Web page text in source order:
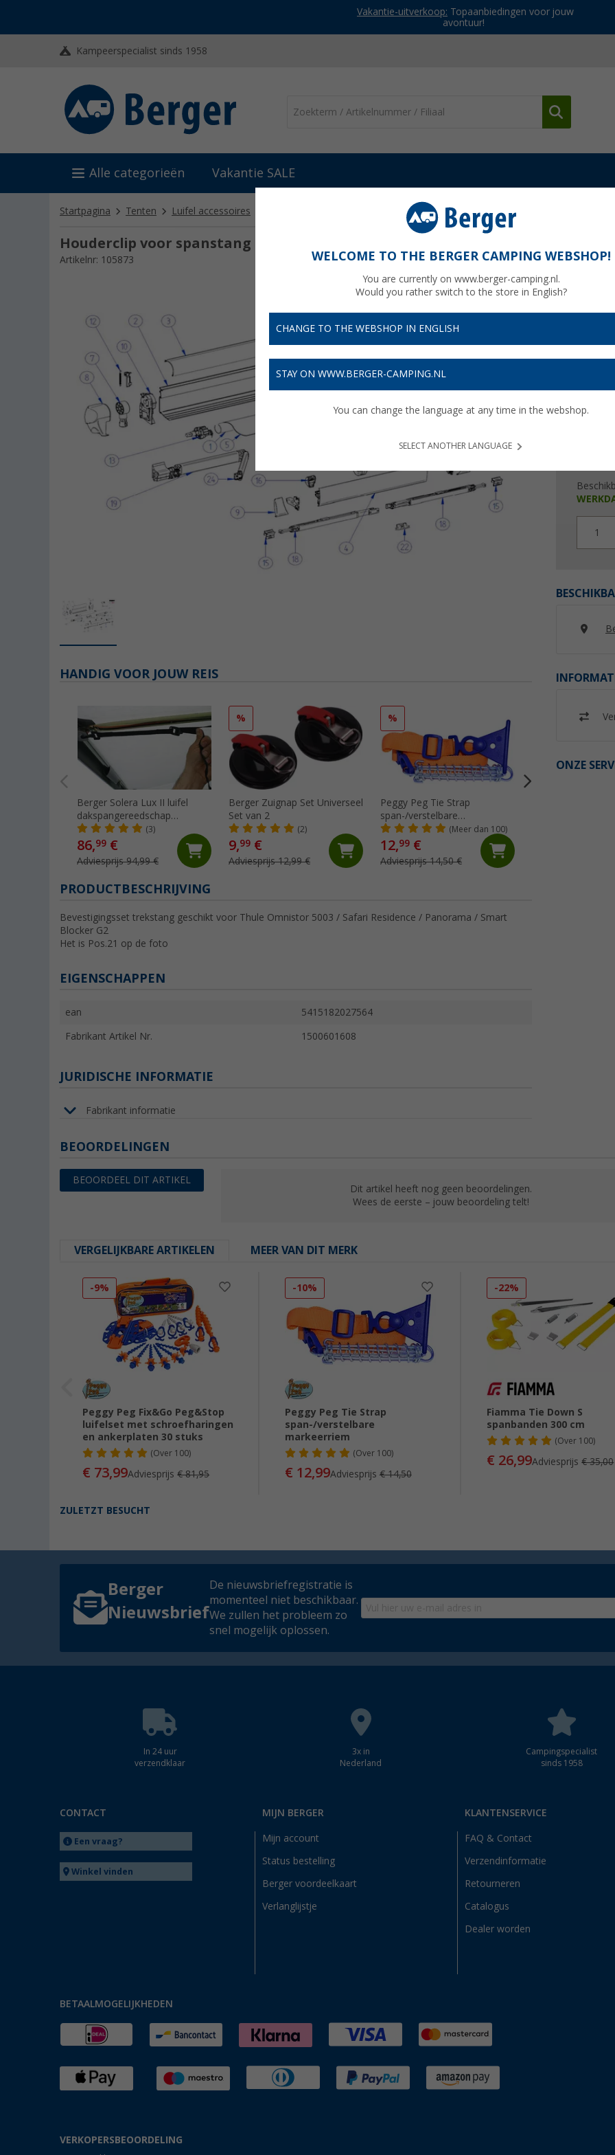
Vakantie-uitverkoop: Topaanbiedingen voor jouw
avontuur!
Kampeerspecialist sinds 1958
Alle categorieën Vakantie SALE
Startpagina Tenten Luifel accessoires Houderclip voor spanstang
Houderclip voor spanstang
Artikelnr: 105873
€
Prijzen
1
ONZE
HANDIG VOOR JOUW REIS
Berger Solera Lux II luifel
dakspangereedschap
aluminium
(3)
86,99 €
Adviesprijs 94,99 €
%
Berger Zuignap Set Universeel
Set van 2
(2)
9,99 €
Adviesprijs 12,99 €
%
Peggy Peg Tie Strap
span-/verstelbare
markeerriem
(Meer dan 100)
12,99 €
Adviesprijs 14,50 €
PRODUCTBESCHRIJVING
Bevestigingsset trekstang geschikt voor Thule Omnistor 5003 / Safari Residence / Panorama / Smart
Blocker G2
Het is Pos.21 op de foto
EIGENSCHAPPEN
ean 5415182027564
Fabrikant Artikel Nr. 1500601608
JURIDISCHE INFORMATIE
Fabrikant informatie
BEOORDELINGEN
BEOORDEEL DIT ARTIKEL
Dit artikel heeft nog geen beoordelingen.
Wees de eerste – jouw beoordeling telt!
VERGELIJKBARE ARTIKELEN MEER VAN DIT MERK
-9%
Peggy Peg Fix&Go Peg&Stop
luifelset met schroefharingen
en ankerplaten 30 stuks
(Over 100)
€ 73,99Adviesprijs€ 81,95
-10%
Peggy Peg Tie Strap
span-/verstelbare
markeerriem
(Over100)
€ 12,99Adviesprijs € 14,50
-22%
Fiamma Tie Down S
spanbanden 300 cm
(Over 100)
€ 26,99Adviesprijs€ 35,00
ZULETZT BESUCHT
Berger
Nieuwsbrief
De nieuwsbriefregistratie is
momenteel niet beschikbaar.
We zullen het probleem zo
snel mogelijk oplossen.
In 24 uur
verzendklaar
3x in
Nederland
Campingspecialist
sinds 1958
CONTACT
Een vraag?
Winkel vinden
MIJN BERGER
Mijn account
Status bestelling
Berger voordeelkaart
Verlanglijstje
KLANTENSERVICE
FAQ & Contact
Verzendinformatie
Retourneren
Catalogus
Dealer worden
BETAALMOGELIJKHEDEN
VERKOPERSBEOORDELING
WELCOME TO THE BERGER CAMPING WEBSHOP!
You are currently on www.berger-camping.nl.
Would you rather switch to the store in English?
CHANGE TO THE WEBSHOP IN ENGLISH
STAY ON WWW.BERGER-CAMPING.NL
You can change the language at any time in the webshop.
SELECT ANOTHER LANGUAGE